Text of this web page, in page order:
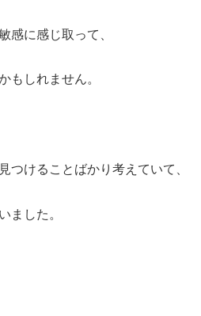
感に感じ取って、
もしれません。
つけることばかり考えていて、
ました。